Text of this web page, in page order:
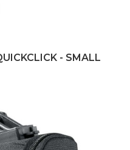
- SMALL